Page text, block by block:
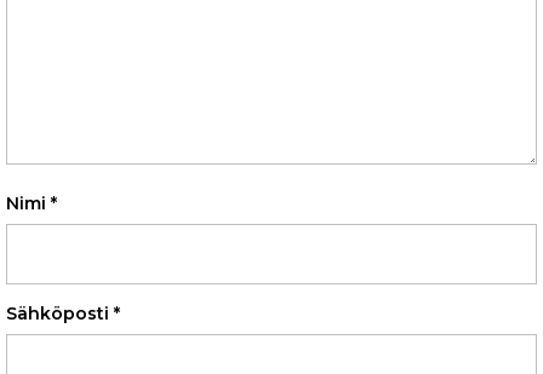
Nimi *
Sähköposti *